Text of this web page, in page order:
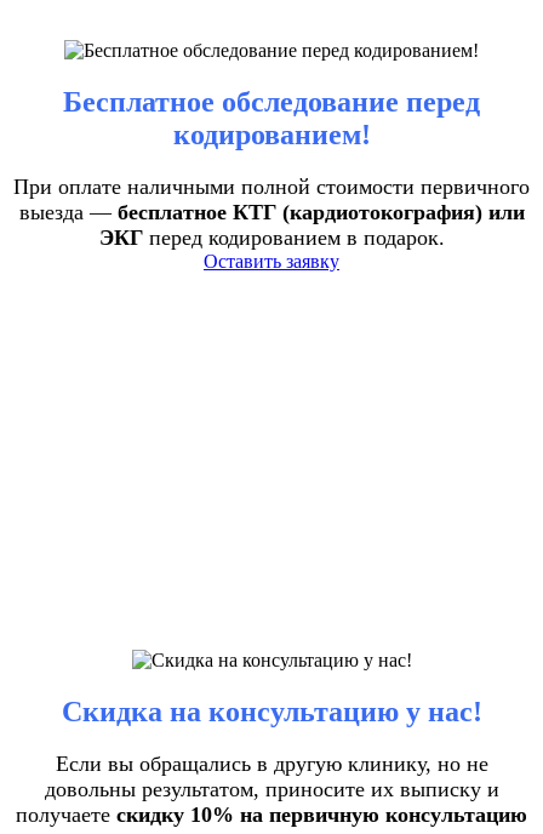
Бесплатное обследование перед
кодированием!
При оплате наличными полной стоимости первичного
выезда — бесплатное КТГ (кардиотокография) или
ЭКГперед кодированием в подарок.
Оставить заявку
Скидка на консультацию у нас!
Если вы обращались в другую клинику, но не
довольны результатом, приносите их выписку и
получаете скидку 10% на первичную консультацию